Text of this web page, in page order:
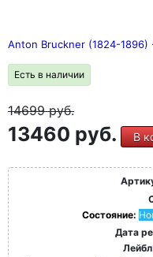
Anton Bruckner (1824-1896)
Есть в наличии
14699руб.
13460 руб. В
Состояние:
Дата